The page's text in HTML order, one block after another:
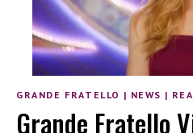
GRANDE FRATELLO | NEWS |
Grande Fratello